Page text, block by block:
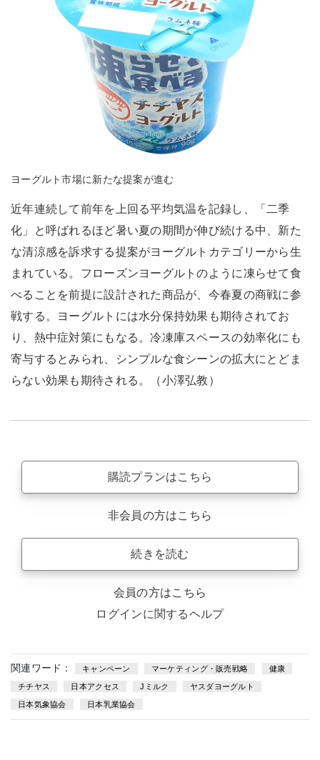
ヨーグルト市場に新たな提案が進む
近年連続して前年を上回る平均気温を記録し、「二季
化」と呼ばれるほど暑い夏の期間が伸び続ける中、新た
な清涼感を訴求する提案がヨーグルトカテゴリーから生
まれている。フローズンヨーグルトのように凍らせて食
べることを前提に設計された商品が、今春夏の商戦に参
戦する。ヨーグルトには水分保持効果も期待されてお
り、熱中症対策にもなる。冷凍庫スペースの効率化にも
寄与するとみられ、シンプルな食シーンの拡大にとどま
らない効果も期待される。（小澤弘教）
購読プランはこちら
非会員の方はこちら
続きを読む
会員の方はこちら
ログインに関するヘルプ
関連ワード： キャンペーン マーケティング・販売戦略 健康
チチヤス 日本アクセス Jミルク ヤスダヨーグルト
日本気象協会 日本乳業協会